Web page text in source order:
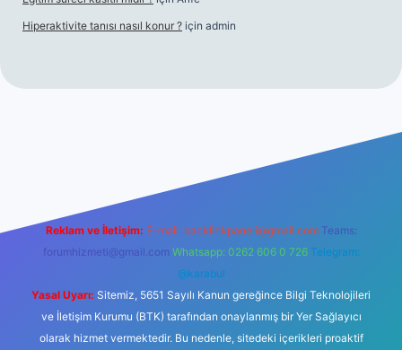
Hiperaktivite tanısı nasıl konur ? için admin
Reklam ve İletişim: E-mail: backlinkpaneli@gmail.com Teams:
forumhizmeti@gmail.com Whatsapp: 0262 606 0 726 Telegram:
@karabul
Yasal Uyarı: Sitemiz, 5651 Sayılı Kanun gereğince Bilgi Teknolojileri
ve İletişim Kurumu (BTK) tarafından onaylanmış bir Yer Sağlayıcı
olarak hizmet vermektedir. Bu nedenle, sitedeki içerikleri proaktif